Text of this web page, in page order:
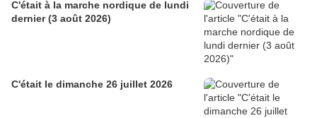
C'était à la marche nordique de lundi
dernier (3 août 2026)
C'était le dimanche 26 juillet 2026